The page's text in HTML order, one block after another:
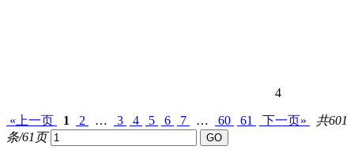
4
«上一页 1 2 … 3 4 5 6 7 … 60 61 下一页»
共601
条/61页